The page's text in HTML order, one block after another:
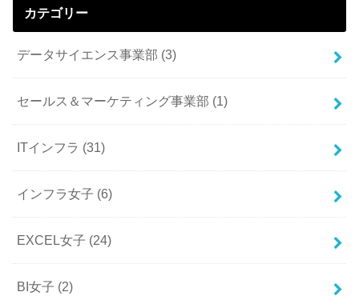
カテゴリー
データサイエンス事業部 (3)
セールス＆マーケティング事業部 (1)
ITインフラ (31)
インフラ女子 (6)
EXCEL女子 (24)
BI女子 (2)